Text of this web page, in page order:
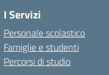
I Servizi
Personale scolastico
Famiglie e studenti
Percorsi di studio